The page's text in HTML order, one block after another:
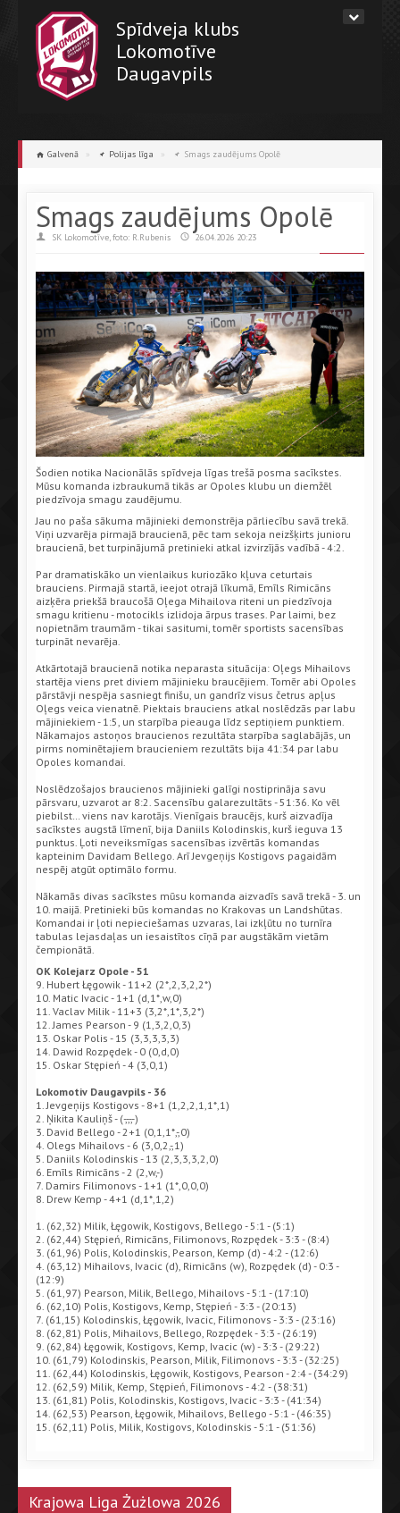
Spīdveja klubs
Lokomotīve
Daugavpils
Galvenā » Polijas līga » Smags zaudējums Opolē
Smags zaudējums Opolē
SK Lokomotīve, foto: R.Rubenis 26.04.2026 20:23
Šodien notika Nacionālās spīdveja līgas trešā posma sacīkstes.
Mūsu komanda izbraukumā tikās ar Opoles klubu un diemžēl
piedzīvoja smagu zaudējumu.
Jau no paša sākuma mājinieki demonstrēja pārliecību savā trekā.
Viņi uzvarēja pirmajā braucienā, pēc tam sekoja neizšķirts junioru
braucienā, bet turpinājumā pretinieki atkal izvirzījās vadībā - 4:2.
Par dramatiskāko un vienlaikus kuriozāko kļuva ceturtais
brauciens. Pirmajā startā, ieejot otrajā līkumā, Emīls Rimicāns
aizķēra priekšā braucošā Oļega Mihailova riteni un piedzīvoja
smagu kritienu - motocikls izlidoja ārpus trases. Par laimi, bez
nopietnām traumām - tikai sasitumi, tomēr sportists sacensības
turpināt nevarēja.
Atkārtotajā braucienā notika neparasta situācija: Oļegs Mihailovs
startēja viens pret diviem mājinieku braucējiem. Tomēr abi Opoles
pārstāvji nespēja sasniegt finišu, un gandrīz visus četrus apļus
Oļegs veica vienatnē. Piektais brauciens atkal noslēdzās par labu
mājiniekiem - 1:5, un starpība pieauga līdz septiņiem punktiem.
Nākamajos astoņos braucienos rezultāta starpība saglabājās, un
pirms nominētajiem braucieniem rezultāts bija 41:34 par labu
Opoles komandai.
Noslēdzošajos braucienos mājinieki galīgi nostiprināja savu
pārsvaru, uzvarot ar 8:2. Sacensību galarezultāts - 51:36. Ko vēl
piebilst… viens nav karotājs. Vienīgais braucējs, kurš aizvadīja
sacīkstes augstā līmenī, bija Daniils Kolodinskis, kurš ieguva 13
punktus. Ļoti neveiksmīgas sacensības izvērtās komandas
kapteinim Davidam Bellego. Arī Jevgeņijs Kostigovs pagaidām
nespēj atgūt optimālo formu.
Nākamās divas sacīkstes mūsu komanda aizvadīs savā trekā - 3. un
10. maijā. Pretinieki būs komandas no Krakovas un Landshūtas.
Komandai ir ļoti nepieciešamas uzvaras, lai izkļūtu no turnīra
tabulas lejasdaļas un iesaistītos cīņā par augstākām vietām
čempionātā.
OK Kolejarz Opole - 51
9. Hubert Łęgowik - 11+2 (2*,2,3,2,2*)
10. Matic Ivacic - 1+1 (d,1*,w,0)
11. Vaclav Milik - 11+3 (3,2*,1*,3,2*)
12. James Pearson - 9 (1,3,2,0,3)
13. Oskar Polis - 15 (3,3,3,3,3)
14. Dawid Rozpędek - 0 (0,d,0)
15. Oskar Stępień - 4 (3,0,1)
Lokomotiv Daugavpils - 36
1. Jevgeņijs Kostigovs - 8+1 (1,2,2,1,1*,1)
2. Ņikita Kauliņš - (-,-,-,-)
3. David Bellego - 2+1 (0,1,1*,-,0)
4. Olegs Mihailovs - 6 (3,0,2,-,1)
5. Daniils Kolodinskis - 13 (2,3,3,3,2,0)
6. Emīls Rimicāns - 2 (2,w,-)
7. Damirs Filimonovs - 1+1 (1*,0,0,0)
8. Drew Kemp - 4+1 (d,1*,1,2)
1. (62,32) Milik, Łęgowik, Kostigovs, Bellego - 5:1 - (5:1)
2. (62,44) Stępień, Rimicāns, Filimonovs, Rozpędek - 3:3 - (8:4)
3. (61,96) Polis, Kolodinskis, Pearson, Kemp (d) - 4:2 - (12:6)
4. (63,12) Mihailovs, Ivacic (d), Rimicāns (w), Rozpędek (d) - 0:3 -
(12:9)
5. (61,97) Pearson, Milik, Bellego, Mihailovs - 5:1 - (17:10)
6. (62,10) Polis, Kostigovs, Kemp, Stępień - 3:3 - (20:13)
7. (61,15) Kolodinskis, Łęgowik, Ivacic, Filimonovs - 3:3 - (23:16)
8. (62,81) Polis, Mihailovs, Bellego, Rozpędek - 3:3 - (26:19)
9. (62,84) Łęgowik, Kostigovs, Kemp, Ivacic (w) - 3:3 - (29:22)
10. (61,79) Kolodinskis, Pearson, Milik, Filimonovs - 3:3 - (32:25)
11. (62,44) Kolodinskis, Łęgowik, Kostigovs, Pearson - 2:4 - (34:29)
12. (62,59) Milik, Kemp, Stępień, Filimonovs - 4:2 - (38:31)
13. (61,81) Polis, Kolodinskis, Kostigovs, Ivacic - 3:3 - (41:34)
14. (62,53) Pearson, Łęgowik, Mihailovs, Bellego - 5:1 - (46:35)
15. (62,11) Polis, Milik, Kostigovs, Kolodinskis - 5:1 - (51:36)
Krajowa Liga Żużlowa 2026